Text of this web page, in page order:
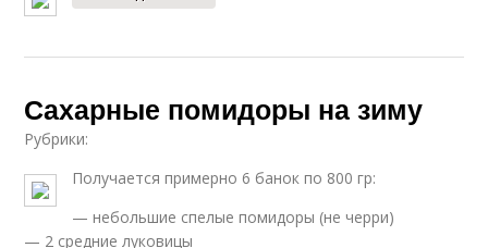
Сахарные помидоры на зиму
Рубрики:
Получается примерно 6 банок по 800 гр:
— небольшие спелые помидоры (не черри)
— 2 средние луковицы